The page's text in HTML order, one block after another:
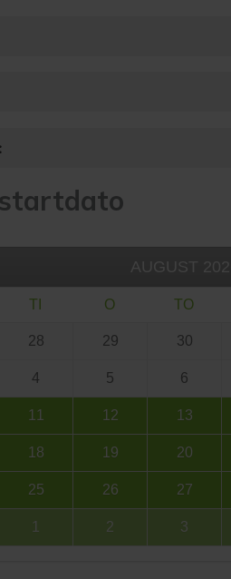
AUGUST 2026
TI O TO
28 29 30
4 5 6
11 12 13
18 19 20
25 26 27
1 2 3